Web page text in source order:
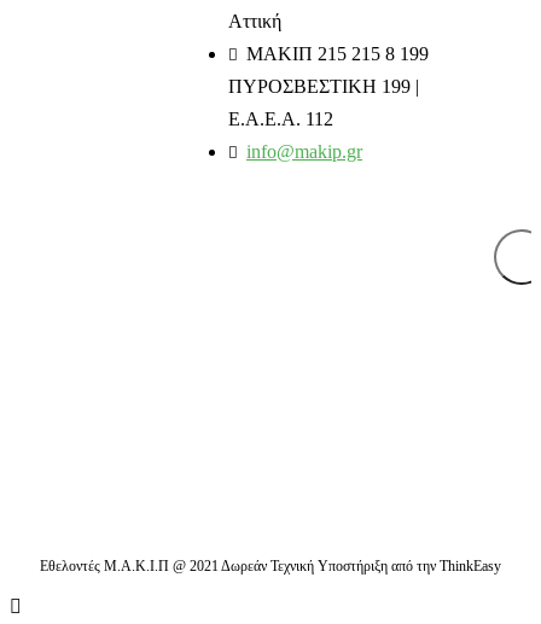
Αττική
ΜΑΚΙΠ 215 215 8 199
ΠΥΡΟΣΒΕΣΤΙΚΗ 199 |
Ε.Α.Ε.Α. 112
info@makip.gr
Εθελοντές Μ.Α.Κ.Ι.Π @ 2021 Δωρεάν Τεχνική Υποστήριξη από την ThinkEasy